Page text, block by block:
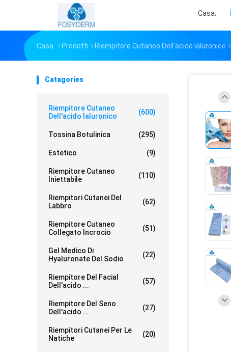
Casa.
Casa Prodotti Riempitore Cutaneo Dell'acido Ialuronico
Catagories
Riempitore Cutaneo
Dell'acido Ialuronico
(600)
Tossina Botulinica (295)
Estetico (9)
Riempitore Cutaneo
Iniettabile
(110)
Riempitori Cutanei Del
Labbro
(62)
Riempitore Cutaneo
Collegato Incrocio
(51)
Gel Medico Di
Hyaluronate Del Sodio
(22)
Riempitore Del Facial
Dell'acido ...
(57)
Riempitore Del Seno
Dell'acido ...
(27)
Riempitori Cutanei Per Le
Natiche
(20)